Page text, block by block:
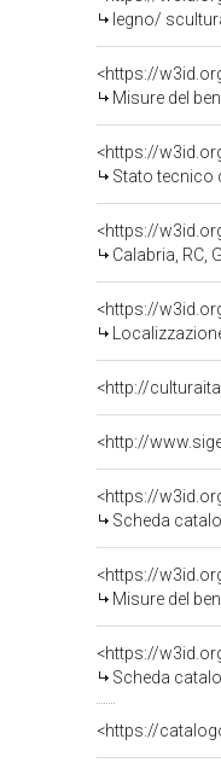
legno/
<https://
Misure del
<https://
Stato tecnico
<https://
Calabria, RC,
<https://
<http://
<https://
Scheda
<https://
Misure del
<https://
Scheda
<https://